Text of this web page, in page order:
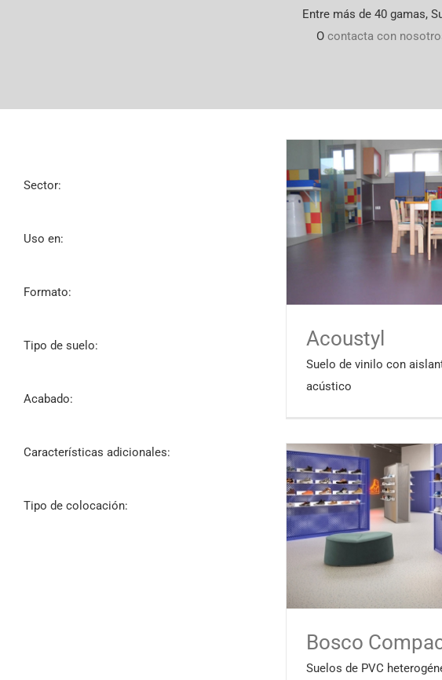
Entre más de 40 gamas,
O contacta con
Sector:
Uso en:
Formato:
Tipo de suelo:
Acabado:
Características adicionales:
Tipo de colocación:
Acoustyl
Suelo de vinilo con
acústico
Bosco
Suelos de PVC